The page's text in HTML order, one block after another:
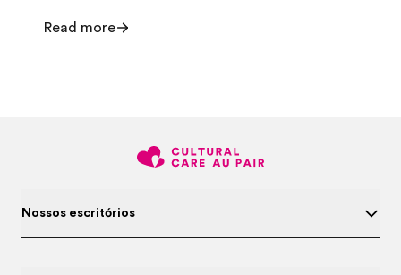
Read more
Nossos escritórios